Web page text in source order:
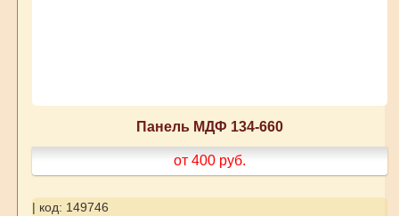
Панель МДФ 134-660
от 400 руб.
| код: 149746